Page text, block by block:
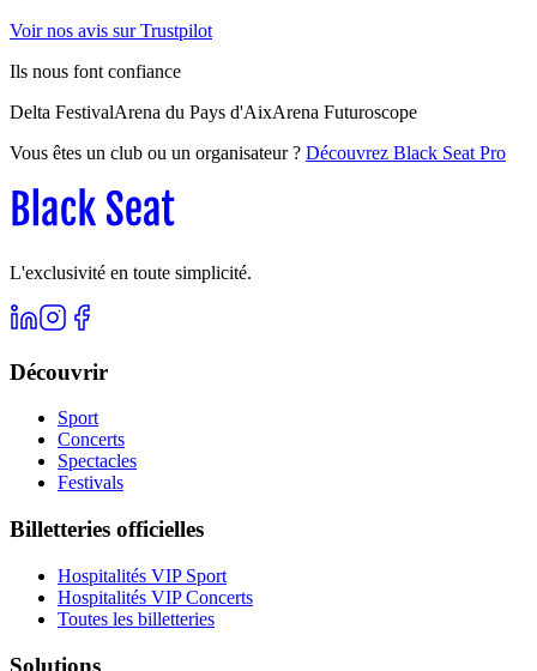
Voir nos avis sur Trustpilot
Ils nous font confiance
Delta FestivalArena du Pays d'AixArena Futuroscope
Vous êtes un club ou un organisateur ? Découvrez Black Seat Pro
L'exclusivité en toute simplicité.
Découvrir
Sport
Concerts
Spectacles
Festivals
Billetteries officielles
Hospitalités VIP Sport
Hospitalités VIP Concerts
Toutes les billetteries
Solutions